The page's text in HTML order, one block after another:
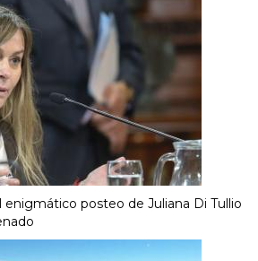
enigmático posteo de Juliana Di Tullio